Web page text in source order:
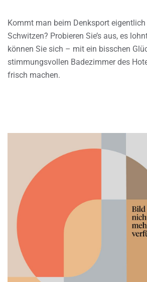
Kommt man beim Denksport
Schwitzen? Probieren Sie’s aus, es
können Sie sich – mit ein bisschen
stimmungsvollen Badezimmer des
frisch machen.